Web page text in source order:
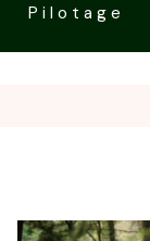
Pilotage